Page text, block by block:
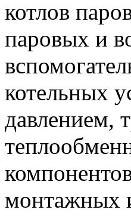
котлов
паровых и
котельных
давлением,
монтажных